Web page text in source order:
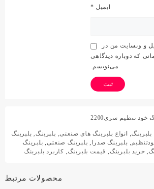
ایمیل *
و وبسایت من در
که دوباره دیدگاهی
می‌نویسم.
خود تنظیم سری2200
بلبرینگ, انواع بلبرینگ های صنعتی, بلبرینگ, بلبرینگ
, بلبرینگ صدرا , بلبرینگ صنعتی, بلبرینگ
, خرید بلبرینگ, قیمت بلبرینگ, کاربرد بلبرینگ
محصولات مرتبط